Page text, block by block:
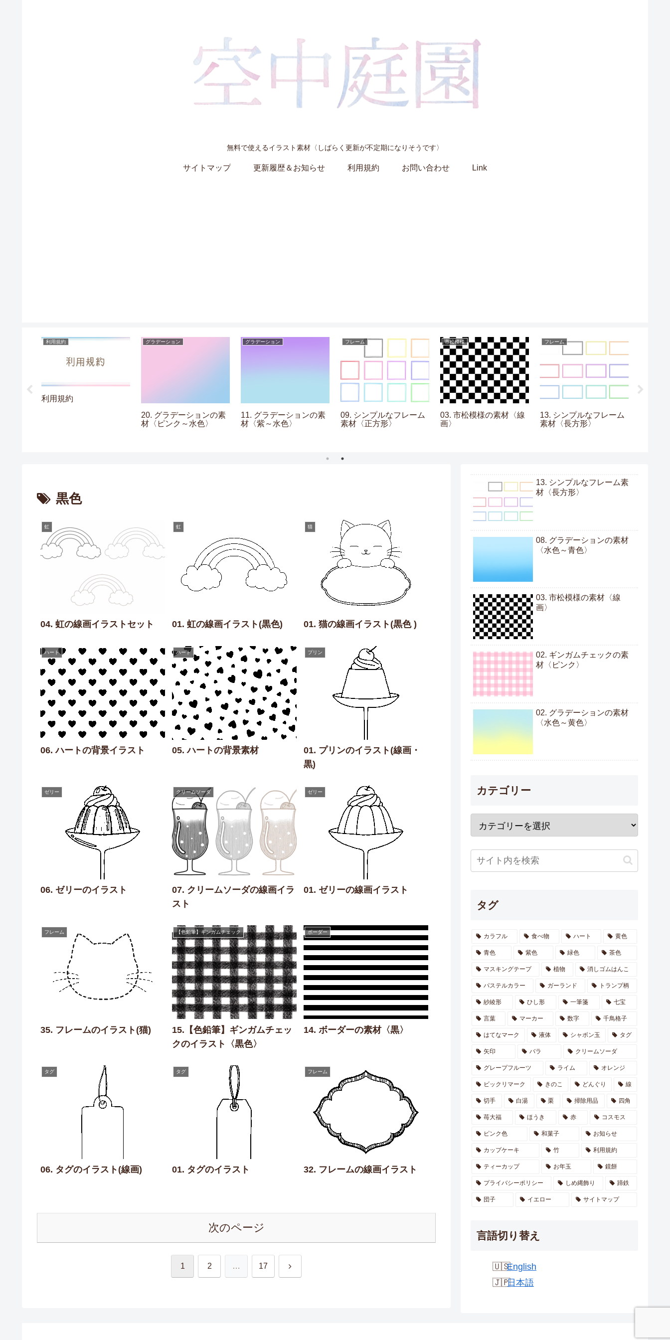
無料で使えるイラスト素材〈しばらく更新が不定期になりそうです〉
サイトマップ 更新履歴＆お知らせ 利用規約 お問い合わせ Link
利用規約
利用規約
グラデーション
20. グラデーションの素
材〈ピンク～水色〉
グラデーション
11. グラデーションの素
材〈紫～水色〉
フレーム
09. シンプルなフレーム
素材〈正方形〉
市松模様
03. 市松模様の素材〈線
画〉
フレーム
13. シンプルなフレーム
素材〈長方形〉
黒色
虹
04. 虹の線画イラストセット
虹
01. 虹の線画イラスト(黒色)
猫
01. 猫の線画イラスト(黒色 )
ハート
06. ハートの背景イラスト
ハート
05. ハートの背景素材
プリン
01. プリンのイラスト(線画・
黒)
ゼリー
06. ゼリーのイラスト
クリームソーダ
07. クリームソーダの線画イラ
スト
ゼリー
01. ゼリーの線画イラスト
フレーム
35. フレームのイラスト(猫)
【色鉛筆】ギンガムチェック
15.【色鉛筆】ギンガムチェッ
クのイラスト〈黒色〉
ボーダー
14. ボーダーの素材〈黒〉
タグ
06. タグのイラスト(線画)
タグ
01. タグのイラスト
フレーム
32. フレームの線画イラスト
次のページ
1 2 … 17 次
13. シンプルなフレーム素
材〈長方形〉
08. グラデーションの素材
〈水色～青色〉
03. 市松模様の素材〈線
画〉
02. ギンガムチェックの素
材〈ピンク〉
02. グラデーションの素材
〈水色～黄色〉
カテゴリー
タグ
カラフル 食べ物 ハート 黄色
青色 紫色 緑色 茶色
マスキングテープ 植物 消しゴムはんこ
パステルカラー ガーランド トランプ柄
紗綾形 ひし形 一筆箋 七宝
言葉 マーカー 数字 千鳥格子
はてなマーク 液体 シャボン玉 タグ
矢印 バラ クリームソーダ
グレープフルーツ ライム オレンジ
ビックリマーク きのこ どんぐり 線
切手 白湯 栗 掃除用品 四角
苺大福 ほうき 赤 コスモス
ピンク色 和菓子 お知らせ
カップケーキ 竹 利用規約
ティーカップ お年玉 鏡餅
プライバシーポリシー しめ縄飾り 蹄鉄
団子 イエロー サイトマップ
言語切り替え
English
日本語